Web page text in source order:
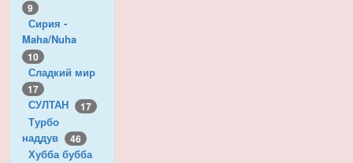
9
Сирия -
Maha/Nuha
10
Сладкий мир
17
СУЛТАН 17
Турбо
наддув
46
Хубба бубба